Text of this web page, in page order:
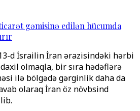
gəmisinə edilən hücumda
dә İsrailin İran ərazisindəki hərbi
olmaqla, bir sıra hədəflərə
ilə bölgədə gərginlik daha da
olaraq İran öz növbәsindә